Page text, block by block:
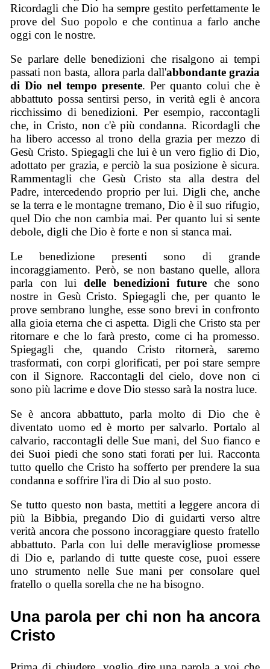
Ricordagli che Dio ha sempre gestito perfettamente le
prove del Suo popolo e che continua a farlo anche
oggi con le nostre.
Se parlare delle benedizioni che risalgono ai tempi
passati non basta, allora parla dall'abbondante grazia
di Dio nel tempo presente. Per quanto colui che è
abbattuto possa sentirsi perso, in verità egli è ancora
ricchissimo di benedizioni. Per esempio, raccontagli
che, in Cristo, non c'è più condanna. Ricordagli che
ha libero accesso al trono della grazia per mezzo di
Gesù Cristo. Spiegagli che lui è un vero figlio di Dio,
adottato per grazia, e perciò la sua posizione è sicura.
Rammentagli che Gesù Cristo sta alla destra del
Padre, intercedendo proprio per lui. Digli che, anche
se la terra e le montagne tremano, Dio è il suo rifugio,
quel Dio che non cambia mai. Per quanto lui si sente
debole, digli che Dio è forte e non si stanca mai.
Le benedizione presenti sono di grande
incoraggiamento. Però, se non bastano quelle, allora
parla con lui delle benedizioni future che sono
nostre in Gesù Cristo. Spiegagli che, per quanto le
prove sembrano lunghe, esse sono brevi in confronto
alla gioia eterna che ci aspetta. Digli che Cristo sta per
ritornare e che lo farà presto, come ci ha promesso.
Spiegagli che, quando Cristo ritornerà, saremo
trasformati, con corpi glorificati, per poi stare sempre
con il Signore. Raccontagli del cielo, dove non ci
sono più lacrime e dove Dio stesso sarà la nostra luce.
Se è ancora abbattuto, parla molto di Dio che è
diventato uomo ed è morto per salvarlo. Portalo al
calvario, raccontagli delle Sue mani, del Suo fianco e
dei Suoi piedi che sono stati forati per lui. Racconta
tutto quello che Cristo ha sofferto per prendere la sua
condanna e soffrire l'ira di Dio al suo posto.
Se tutto questo non basta, mettiti a leggere ancora di
più la Bibbia, pregando Dio di guidarti verso altre
verità ancora che possono incoraggiare questo fratello
abbattuto. Parla con lui delle meravigliose promesse
di Dio e, parlando di tutte queste cose, puoi essere
uno strumento nelle Sue mani per consolare quel
fratello o quella sorella che ne ha bisogno.
Una parola per chi non ha ancora
Cristo